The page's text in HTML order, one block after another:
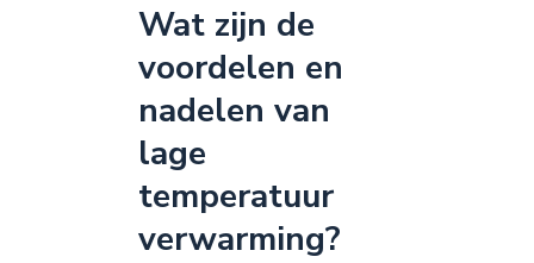
Wat zijn de
voordelen en
nadelen van
lage
temperatuur
verwarming?